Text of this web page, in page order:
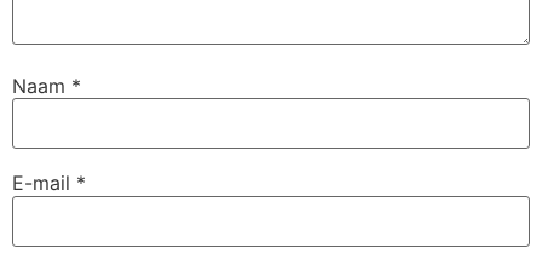
Naam *
E-mail *